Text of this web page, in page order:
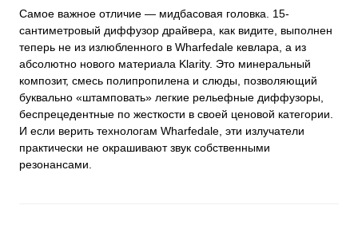
Самое важное отличие — мидбасовая головка. 15-
сантиметровый диффузор драйвера, как видите, выполнен
теперь не из излюбленного в Wharfedale кевлара, а из
абсолютно нового материала Klarity. Это минеральный
композит, смесь полипропилена и слюды, позволяющий
буквально «штамповать» легкие рельефные диффузоры,
беспрецедентные по жесткости в своей ценовой категории.
И если верить технологам Wharfedale, эти излучатели
практически не окрашивают звук собственными
резонансами.